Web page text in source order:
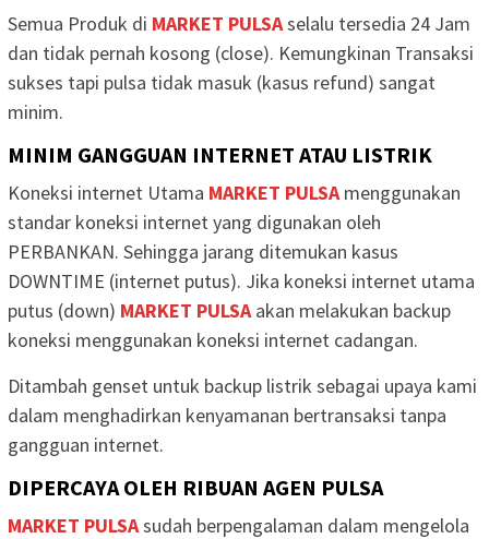
Semua Produk di MARKET PULSAselalu tersedia 24 Jam
dan tidak pernah kosong (close). Kemungkinan Transaksi
sukses tapi pulsa tidak masuk (kasus refund) sangat
minim.
MINIM GANGGUAN INTERNET ATAU LISTRIK
Koneksi internet Utama MARKET PULSAmenggunakan
standar koneksi internet yang digunakan oleh
PERBANKAN. Sehingga jarang ditemukan kasus
DOWNTIME (internet putus). Jika koneksi internet utama
putus (down) MARKET PULSAakan melakukan backup
koneksi menggunakan koneksi internet cadangan.
Ditambah genset untuk backup listrik sebagai upaya kami
dalam menghadirkan kenyamanan bertransaksi tanpa
gangguan internet.
DIPERCAYA OLEH RIBUAN AGEN PULSA
MARKET PULSAsudah berpengalaman dalam mengelola